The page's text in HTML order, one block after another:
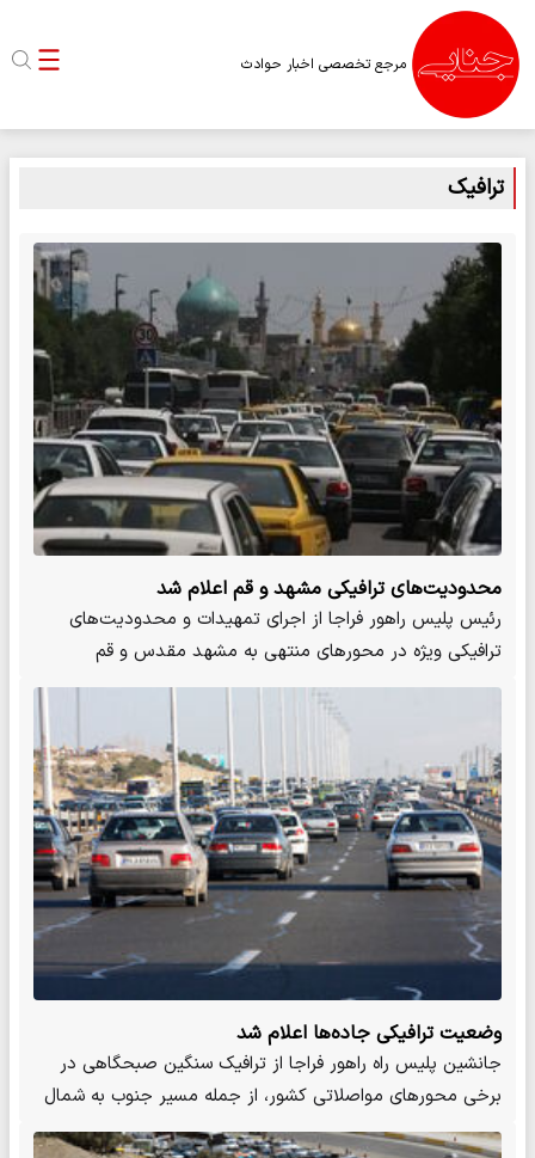
مرجع تخصصی اخبار حوادث
ترافیک
محدودیت‌های ترافیکی مشهد و قم اعلام شد
رئیس پلیس راهور فراجا از اجرای تمهیدات و محدودیت‌های
ترافیکی ویژه در محورهای منتهی به مشهد مقدس و قم
همزمان با ایام…
وضعیت ترافیکی جاده‌ها اعلام شد
جانشین پلیس راه راهور فراجا از ترافیک سنگین صبحگاهی در
برخی محورهای مواصلاتی کشور، از جمله مسیر جنوب به شمال
محور…